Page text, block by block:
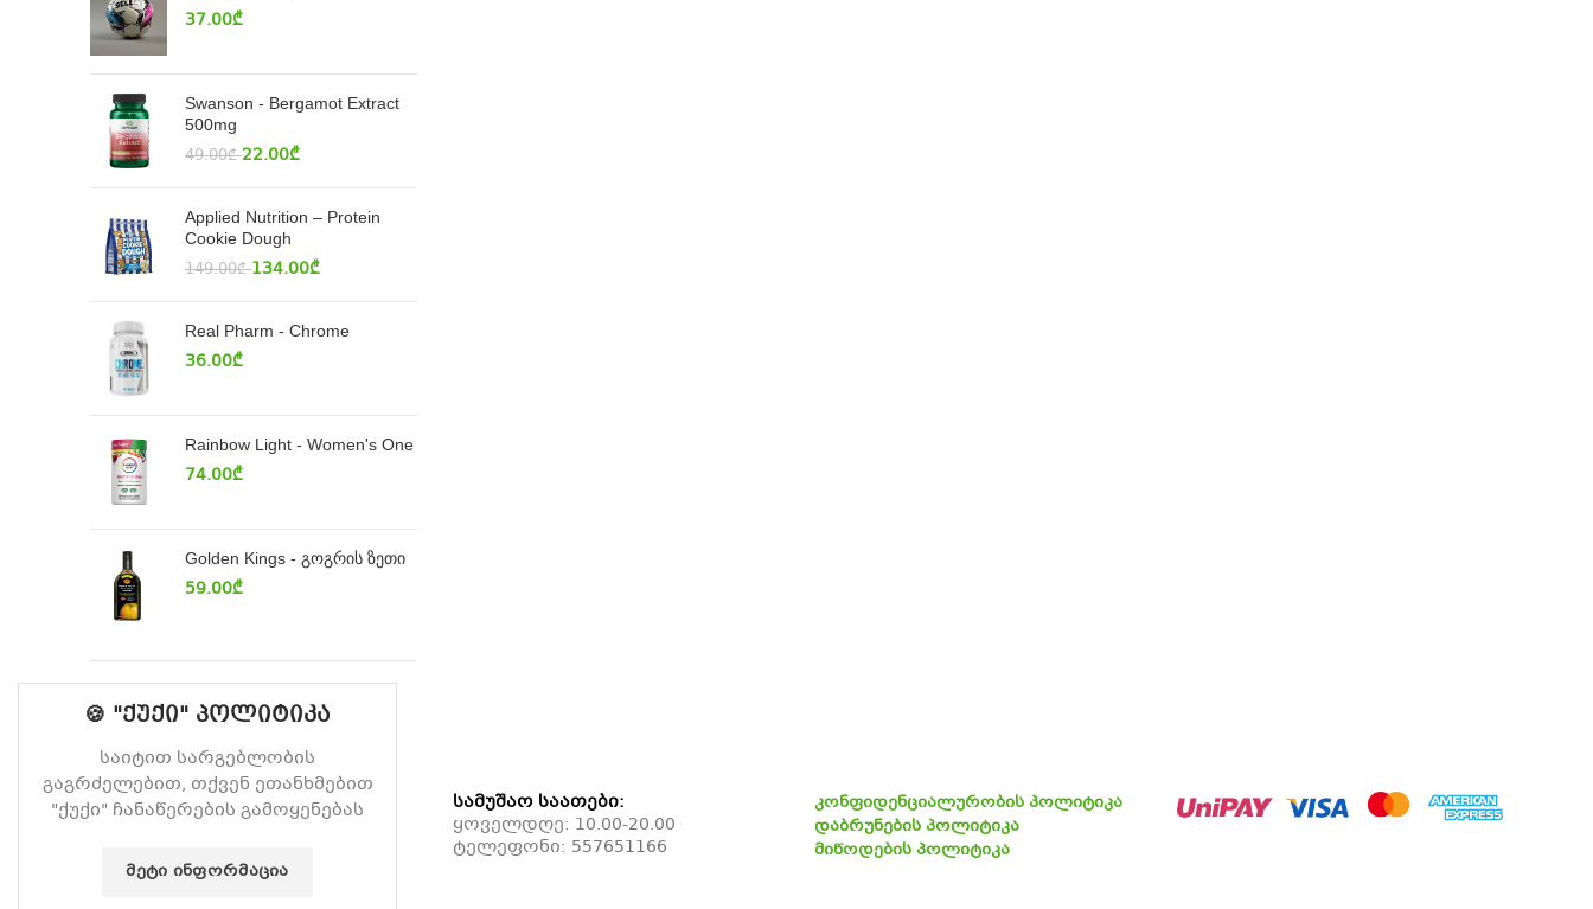
37.00₾
Swanson - Bergamot Extract
500mg
49.00₾ 22.00₾
Applied Nutrition – Protein
Cookie Dough
149.00₾ 134.00₾
Real Pharm - Chrome
36.00₾
Rainbow Light - Women's One
74.00₾
Golden Kings - გოგრის ზეთი
59.00₾
სამუშაო საათები:
ყოველდღე: 10.00-20.00
ტელეფონი: 557651166
კონფიდენციალურობის პოლიტიკა
დაბრუნების პოლიტიკა
მიწოდების პოლიტიკა
🍪 "ქუქი" პოლიტიკა
საიტით სარგებლობის
გაგრძელებით, თქვენ ეთანხმებით
"ქუქი" ჩანაწერების გამოყენებას
ᲛᲔᲢᲘ ᲘᲜᲤᲝᲠᲛᲐᲪᲘᲐ